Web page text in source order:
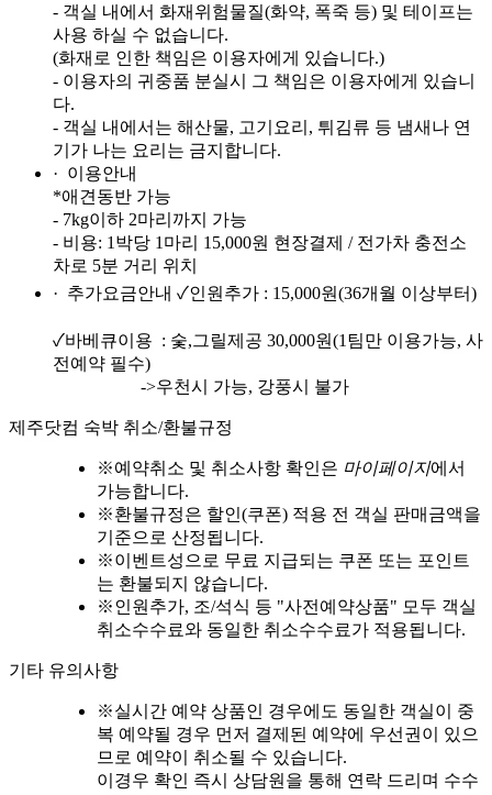
- 객실 내에서 화재위험물질(화약, 폭죽 등) 및 테이프는
사용 하실 수 없습니다.
(화재로 인한 책임은 이용자에게 있습니다.)
- 이용자의 귀중품 분실시 그 책임은 이용자에게 있습니
다.
- 객실 내에서는 해산물, 고기요리, 튀김류 등 냄새나 연
기가 나는 요리는 금지합니다.
· 이용안내
*애견동반 가능
- 7kg이하 2마리까지 가능
- 비용: 1박당 1마리 15,000원 현장결제 / 전가차 충전소
차로 5분 거리 위치
· 추가요금안내 ✓인원추가 : 15,000원(36개월 이상부터)
✓바베큐이용 : 숯,그릴제공 30,000원(1팀만 이용가능, 사
전예약 필수)
->우천시 가능, 강풍시 불가
제주닷컴 숙박 취소/환불규정
※예약취소 및 취소사항 확인은 마이페이지에서
가능합니다.
※환불규정은 할인(쿠폰) 적용 전 객실 판매금액을
기준으로 산정됩니다.
※이벤트성으로 무료 지급되는 쿠폰 또는 포인트
는 환불되지 않습니다.
※인원추가, 조/석식 등 "사전예약상품" 모두 객실
취소수수료와 동일한 취소수수료가 적용됩니다.
기타 유의사항
※실시간 예약 상품인 경우에도 동일한 객실이 중
복 예약될 경우 먼저 결제된 예약에 우선권이 있으
므로 예약이 취소될 수 있습니다.
이경우 확인 즉시 상담원을 통해 연락 드리며 수수